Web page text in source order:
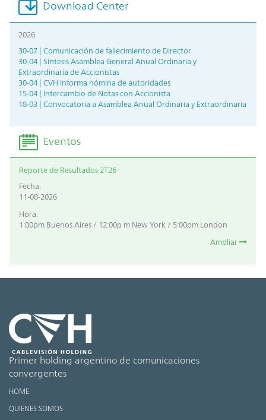
Download Center
2026
30-07 | Comunicación de fallecimiento de Director
30-04 | Síntesis Asamblea General Anual Ordinaria y
Extraordinaria de Accionistas
30-04 | CVH informa nómina de autoridades
15-04 | Intercambio de Notas con Accionista
18-03 | Convocatoria a Asamblea Anual Ordinaria y Extraordinaria
Eventos
Reporte de Resultados 2T26
Fecha:
11-08-2026
Hora:
1:00pm Buenos Aires / 12:00p m New York / 5:00pm London
Ampliar
Primer holding argentino de comunicaciones
convergentes
HOME
QUIENES SOMOS